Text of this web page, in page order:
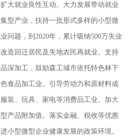
就业良性互动。大力发展带动就业
型产业，扶持一批形式多样的小型微
问题，到2020年，累计吸纳500万失业
造回迁居民及失地农民再就业。支持
深加工，鼓励森工城市依托特色林下
食品加工业。引导劳动力和原材料成
装、玩具、家电等消费品工业。加大
产品附加值。落实金融、税收等优惠
小型微型企业健康发展的政策环境。